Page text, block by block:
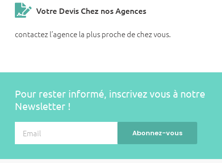
Votre Devis Chez nos Agences
contactez l’agence la plus proche de chez vous.
Pour rester informé, inscrivez vous à notre
Newsletter !